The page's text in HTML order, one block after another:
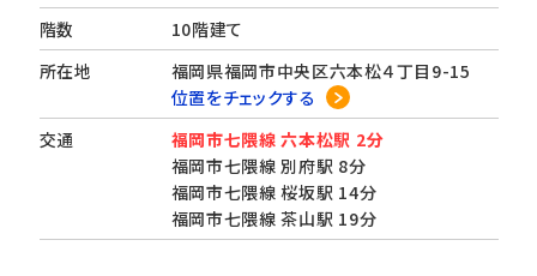
階数
10階建て
所在地
福岡県福岡市中央区六本松４丁目9-15
位置をチェックする
交通
福岡市七隈線 六本松駅 2分
福岡市七隈線 別府駅 8分
福岡市七隈線 桜坂駅 14分
福岡市七隈線 茶山駅 19分